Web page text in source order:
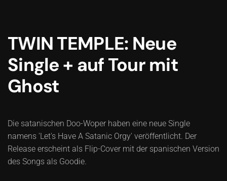
TWIN TEMPLE: Neue
Single + auf Tour mit
Ghost
Die satanischen Doo-Woper haben eine neue Single
namens 'Let's Have A Satanic Orgy' veröffentlicht. Der
Release erscheint als Flip-Cover mit der spanischen Version
des Songs als Goodie.